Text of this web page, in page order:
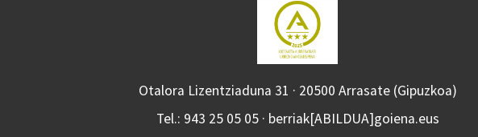
Otalora Lizentziaduna 31 · 20500 Arrasate (Gipuzkoa)
Tel.: 943 25 05 05 · berriak[ABILDUA]goiena.eus